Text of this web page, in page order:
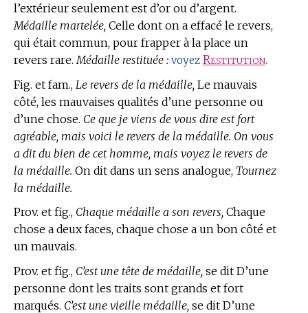
l’extérieur seulement est d’or ou d’argent.
Médaille martelée, Celle dont on a effacé le revers,
qui était commun, pour frapper à la place un
revers rare. Médaille restituée : voyez Restitution.
Fig. et fam., Le revers de la médaille, Le mauvais
côté, les mauvaises qualités d’une personne ou
d’une chose. Ce que je viens de vous dire est fort
agréable, mais voici le revers de la médaille. On vous
a dit du bien de cet homme, mais voyez le revers de
la médaille. On dit dans un sens analogue, Tournez
la médaille.
Prov. et fig., Chaque médaille a son revers, Chaque
chose a deux faces, chaque chose a un bon côté et
un mauvais.
Prov. et fig., C’est une tête de médaille, se dit D’une
personne dont les traits sont grands et fort
marqués. C’est une vieille médaille, se dit D’une